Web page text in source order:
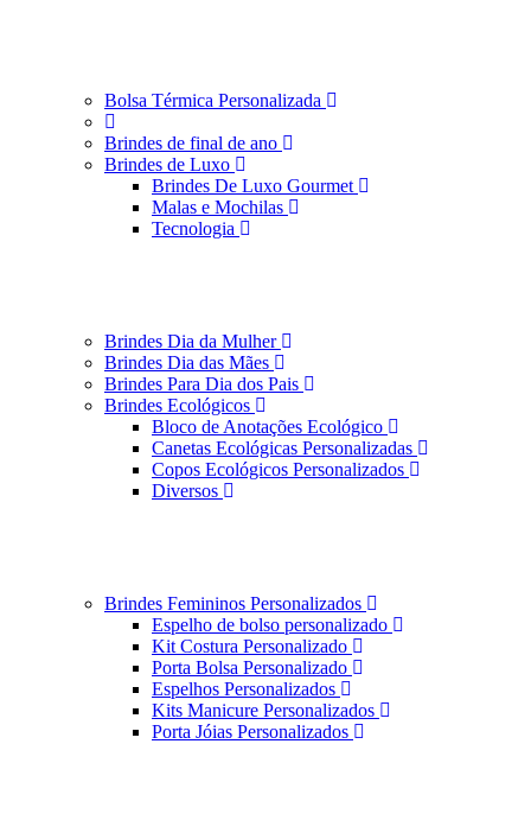
Bolsa Térmica Personalizada
Brindes de final de ano
Brindes de Luxo
Brindes De Luxo Gourmet
Malas e Mochilas
Tecnologia
Brindes Dia da Mulher
Brindes Dia das Mães
Brindes Para Dia dos Pais
Brindes Ecológicos
Bloco de Anotações Ecológico
Canetas Ecológicas Personalizadas
Copos Ecológicos Personalizados
Diversos
Brindes Femininos Personalizados
Espelho de bolso personalizado
Kit Costura Personalizado
Porta Bolsa Personalizado
Espelhos Personalizados
Kits Manicure Personalizados
Porta Jóias Personalizados